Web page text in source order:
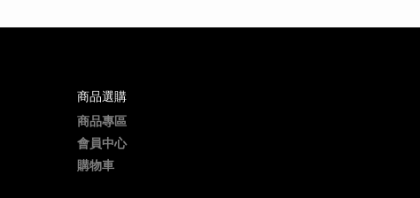
商品選購
商品專區
會員中心
購物車